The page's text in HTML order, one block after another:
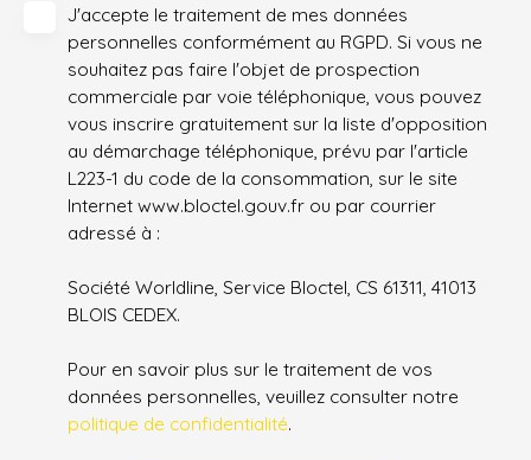
J'accepte le traitement de mes données
personnelles conformément au RGPD. Si vous ne
souhaitez pas faire l'objet de prospection
commerciale par voie téléphonique, vous pouvez
vous inscrire gratuitement sur la liste d'opposition
au démarchage téléphonique, prévu par l'article
L223-1 du code de la consommation, sur le site
Internet www.bloctel.gouv.fr ou par courrier
adressé à :
Société Worldline, Service Bloctel, CS 61311, 41013
BLOIS CEDEX.
Pour en savoir plus sur le traitement de vos
données personnelles, veuillez consulter notre
politique de confidentialité.